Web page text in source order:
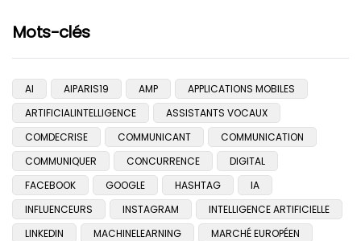
Mots-clés
AI AIPARIS19 AMP
APPLICATIONS MOBILES
ARTIFICIALINTELLIGENCE
ASSISTANTS VOCAUX
COMDECRISE
COMMUNICANT
COMMUNICATION
COMMUNIQUER
CONCURRENCE
DIGITAL
FACEBOOK
GOOGLE HASHTAG
IA
INFLUENCEURS
INSTAGRAM
INTELLIGENCE ARTIFICIELLE
LINKEDIN
MACHINELEARNING
MARCHÉ EUROPÉEN